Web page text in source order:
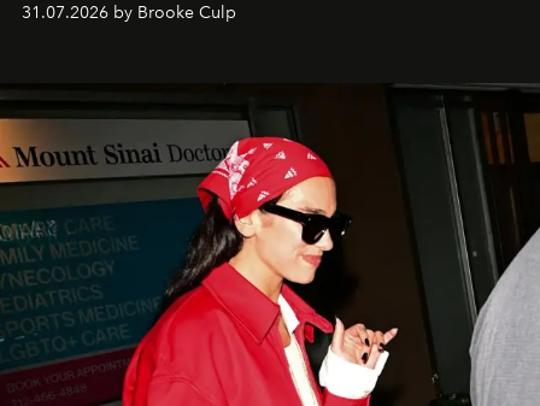
31.07.2026 by Brooke Culp